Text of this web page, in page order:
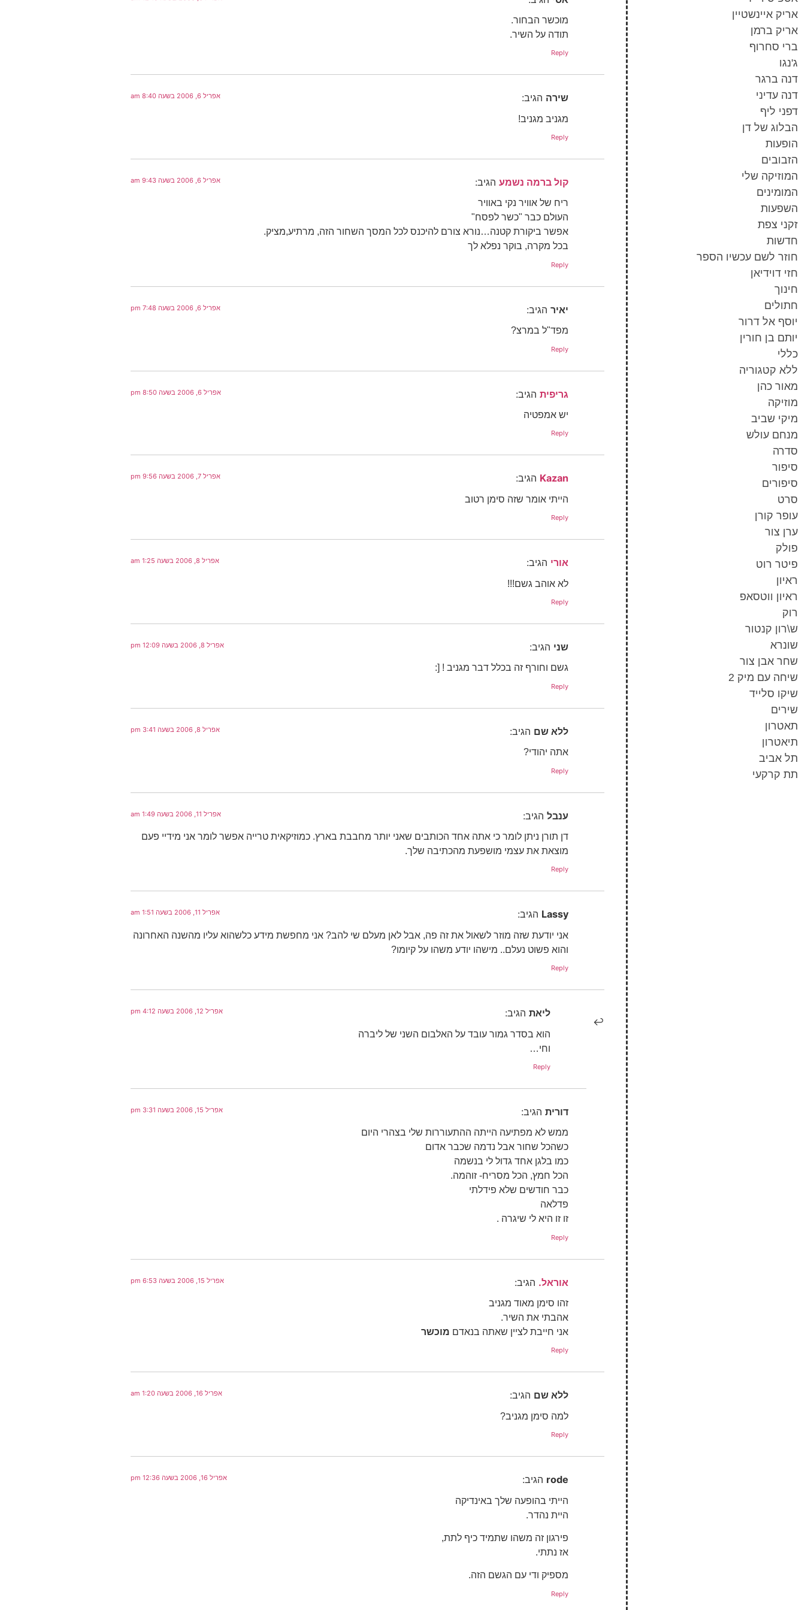
אריק איינשטיין
אריק ברמן
ברי סחרוף
ג'נגו
דנה ברגר
דנה עדיני
דפני ליף
הבלוג של דן
הופעות
הזבובים
המוזיקה שלי
המומינים
השפעות
זקני צפת
חדשות
חוזר לשם עכשיו הספר
חזי דוידיאן
חינוך
חתולים
יוסף אל דרור
יותם בן חורין
כללי
ללא קטגוריה
מאור כהן
מוזיקה
מיקי שביב
מנחם עולש
סדרה
סיפור
סיפורים
סרט
עופר קורן
ערן צור
פולק
פיטר רוט
ראיון
ראיון ווטסאפ
רוק
ש\רון קנטור
שונרא
שחר אבן צור
שיחה עם מיק 2
שיקו סלייד
שירים
תאטרון
תיאטרון
תל אביב
תת קרקעי
מוכשר הבחור.
תודה על השיר.
Reply
שירה הגיב: אפריל 6, 2006 בשעה 8:40 am
מגניב מגניב!
Reply
קול ברמה נשמע הגיב: אפריל 6, 2006 בשעה 9:43 am
ריח של אוויר נקי באוויר
העולם כבר "כשר לפסח"
אפשר ביקורת קטנה…נורא צורם להיכנס לכל המסך השחור הזה, מרתיע,מציק.
בכל מקרה, בוקר נפלא לך
Reply
יאיר הגיב: אפריל 6, 2006 בשעה 7:48 pm
מפד"ל במרצ?
Reply
גריפית הגיב: אפריל 6, 2006 בשעה 8:50 pm
יש אמפטיה
Reply
Kazan הגיב: אפריל 7, 2006 בשעה 9:56 pm
הייתי אומר שזה סימן רטוב
Reply
אורי הגיב: אפריל 8, 2006 בשעה 1:25 am
לא אוהב גשם!!!
Reply
שני הגיב: אפריל 8, 2006 בשעה 12:09 pm
גשם וחורף זה בכלל דבר מגניב ! [:
Reply
ללא שם הגיב: אפריל 8, 2006 בשעה 3:41 pm
אתה יהודי?
Reply
ענבל הגיב: אפריל 11, 2006 בשעה 1:49 am
דן תורן ניתן לומר כי אתה אחד הכותבים שאני יותר מחבבת בארץ. כמוזיקאית טרייה אפשר לומר אני מידיי פעם
מוצאת את עצמי מושפעת מהכתיבה שלך.
Reply
Lassy הגיב: אפריל 11, 2006 בשעה 1:51 am
אני יודעת שזה מוזר לשאול את זה פה, אבל לאן מעלם שי להב? אני מחפשת מידע כלשהוא עליו מהשנה האחרונה
והוא פשוט נעלם.. מישהו יודע משהו על קיומו?
Reply
ליאת הגיב: אפריל 12, 2006 בשעה 4:12 pm
הוא בסדר גמור עובד על האלבום השני של ליברה
וחי…
Reply
דורית הגיב: אפריל 15, 2006 בשעה 3:31 pm
ממש לא מפתיעה הייתה ההתעוררות שלי בצהרי היום
כשהכל שחור אבל נדמה שכבר אדום
כמו בלגן אחד גדול לי בנשמה
הכל חמץ, הכל מסריח- זוהמה.
כבר חודשים שלא פידלתי
פדלאה
זו זו היא לי שיגרה .
Reply
אוראל. הגיב: אפריל 15, 2006 בשעה 6:53 pm
זהו סימן מאוד מגניב
אהבתי את השיר.
אני חייבת לציין שאתה בנאדם מוכשר
Reply
ללא שם הגיב: אפריל 16, 2006 בשעה 1:20 am
למה סימן מגניב?
Reply
rode הגיב: אפריל 16, 2006 בשעה 12:36 pm
הייתי בהופעה שלך באינדיקה
היית נהדר.
פירגון זה משהו שתמיד כיף לתת,
אז נתתי.
מספיק ודי עם הגשם הזה.
Reply